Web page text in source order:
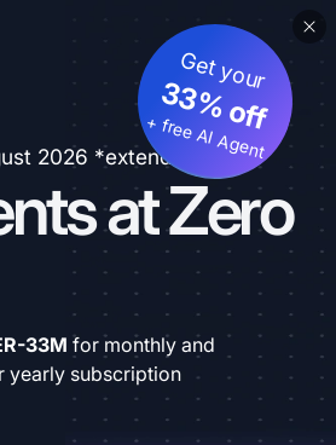
2026 *extended
at Zero
Get your
33% off
+ free AI Agent
33M for monthly and
yearly subscription